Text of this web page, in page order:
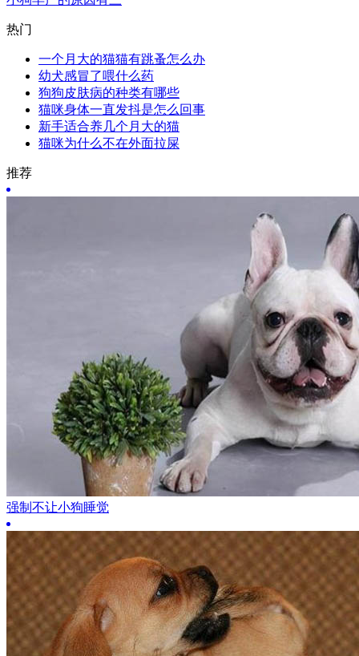
热门
一个月大的猫猫有跳蚤怎么办
幼犬感冒了喂什么药
狗狗皮肤病的种类有哪些
猫咪身体一直发抖是怎么回事
新手适合养几个月大的猫
猫咪为什么不在外面拉屎
推荐
强制不让小狗睡觉